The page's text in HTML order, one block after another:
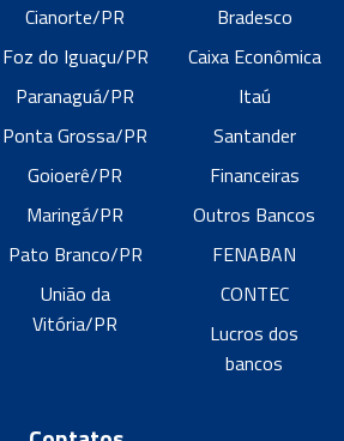
Cianorte/PR
Foz do Iguaçu/PR
Paranaguá/PR
Ponta Grossa/PR
Goioerê/PR
Maringá/PR
Pato Branco/PR
União da
Vitória/PR
Bradesco
Caixa Econômica
Itaú
Santander
Financeiras
Outros Bancos
FENABAN
CONTEC
Lucros dos
bancos